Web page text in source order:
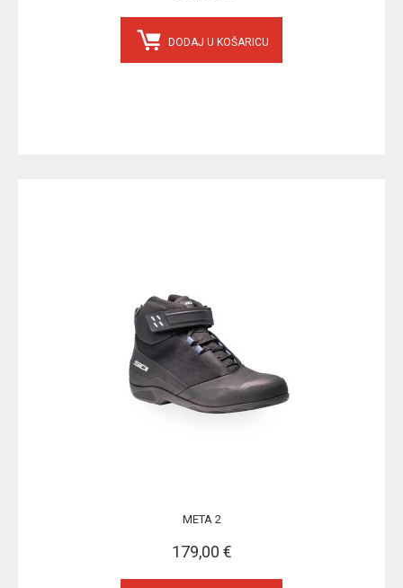
DODAJ U KOŠARICU
META 2
179,00 €